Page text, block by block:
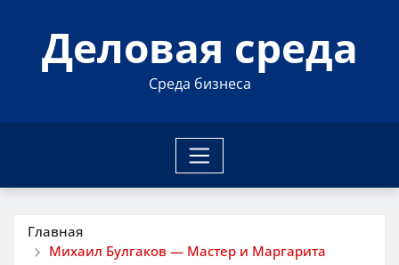
Деловая среда
Среда бизнеса
Главная
Михаил Булгаков — Мастер и Маргарита